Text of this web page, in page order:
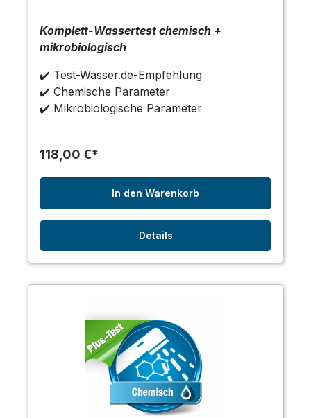
Komplett-Wassertest chemisch +
mikrobiologisch
✔️ Test-Wasser.de-Empfehlung
✔️ Chemische Parameter
✔️ Mikrobiologische Parameter
118,00 €*
In den Warenkorb
Details